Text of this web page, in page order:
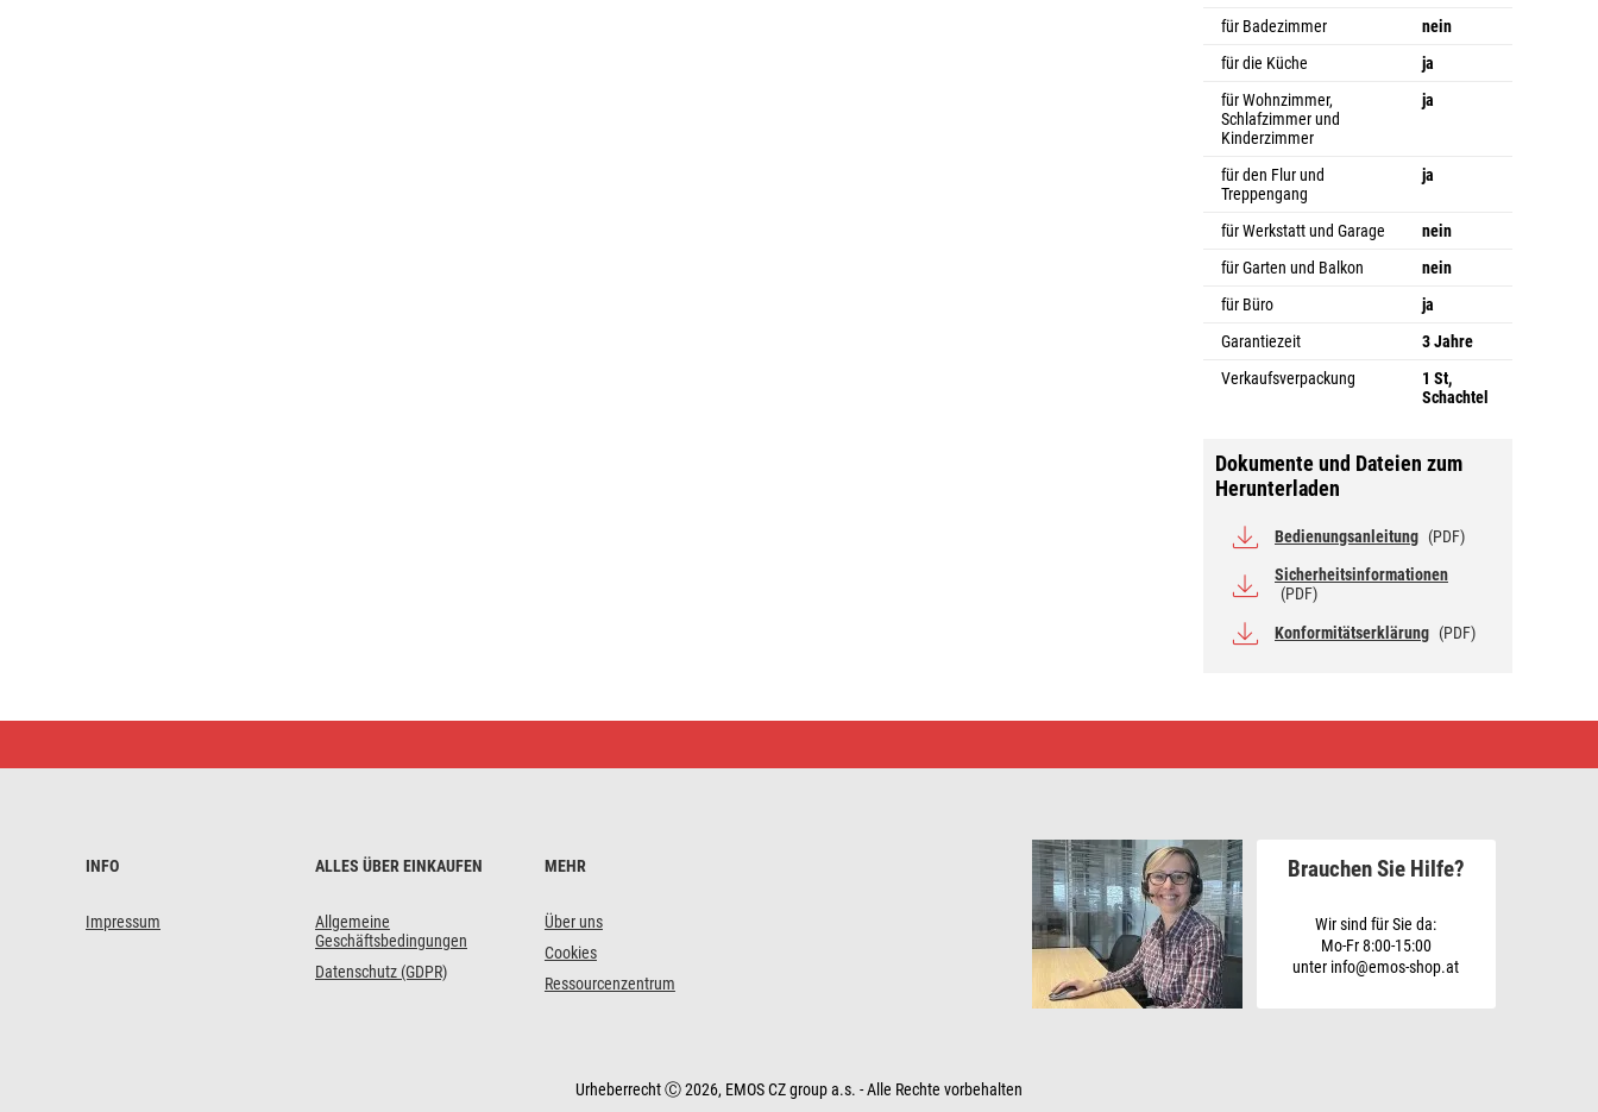
für Badezimmer
nein
für die Küche
ja
für Wohnzimmer,
Schlafzimmer und
Kinderzimmer
ja
für den Flur und
Treppengang
ja
für Werkstatt und Garage
nein
für Garten und Balkon
nein
für Büro
ja
Garantiezeit
3 Jahre
Verkaufsverpackung
1 St,
Schachtel
Dokumente und Dateien zum
Herunterladen
Bedienungsanleitung (PDF)
Sicherheitsinformationen
(PDF)
Konformitätserklärung (PDF)
NEXXO,
INFO
Impressum
ALLES ÜBER EINKAUFEN
Allgemeine
Geschäftsbedingungen
Datenschutz (GDPR)
MEHR
Über uns
Cookies
Ressourcenzentrum
Brauchen Sie Hilfe?
Wir sind für Sie da:
Mo-Fr 8:00-15:00
unter info@emos-shop.at
Urheberrecht Ⓒ 2026, EMOS CZ group a.s. - Alle Rechte vorbehalten